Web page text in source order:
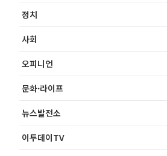
정치
사회
오피니언
문화·라이프
뉴스발전소
이투데이TV